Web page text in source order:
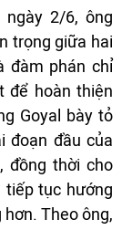
2/6, ông
trọng giữa hai
đàm phán chỉ
để hoàn thiện
Goyal bày tỏ
đoạn đầu của
đồng thời cho
tiếp tục hướng
Theo ông,